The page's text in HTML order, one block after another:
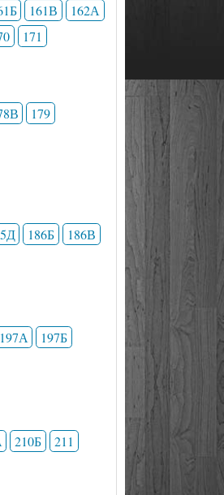
161В
162А
171
179
186Б
186В
197А
197Б
210Б
211